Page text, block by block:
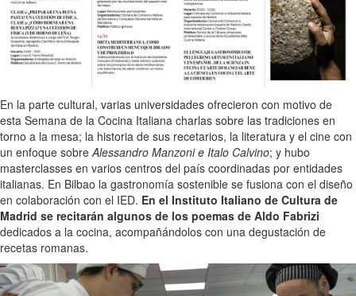
En la parte cultural, varias universidades ofrecieron con motivo de
esta Semana de la Cocina Italiana charlas sobre las tradiciones en
torno a la mesa; la historia de sus recetarios, la literatura y el cine con
un enfoque sobre Alessandro Manzoni e Italo Calvino; y hubo
masterclasses en varios centros del país coordinadas por entidades
italianas. En Bilbao la gastronomía sostenible se fusiona con el diseño
en colaboración con el IED. En el Instituto Italiano de Cultura de
Madrid se recitarán algunos de los poemas de Aldo Fabrizi
dedicados a la cocina, acompañándolos con una degustación de
recetas romanas.